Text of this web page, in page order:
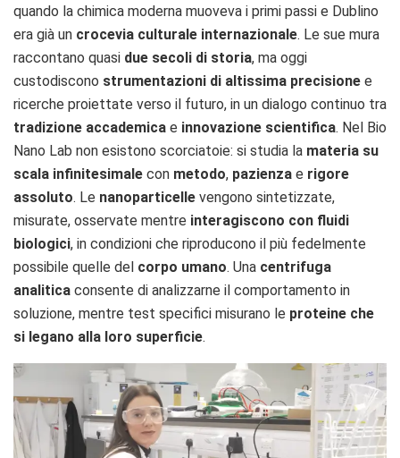
quando la chimica moderna muoveva i primi passi e Dublino
era già un crocevia culturale internazionale. Le sue mura
raccontano quasi due secoli di storia, ma oggi
custodiscono strumentazioni di altissima precisione e
ricerche proiettate verso il futuro, in un dialogo continuo tra
tradizione accademica e innovazione scientifica. Nel Bio
Nano Lab non esistono scorciatoie: si studia la materia su
scala infinitesimale con metodo, pazienza e rigore
assoluto. Le nanoparticelle vengono sintetizzate,
misurate, osservate mentre interagiscono con fluidi
biologici, in condizioni che riproducono il più fedelmente
possibile quelle del corpo umano. Una centrifuga
analitica consente di analizzarne il comportamento in
soluzione, mentre test specifici misurano le proteine che
si legano alla loro superficie.